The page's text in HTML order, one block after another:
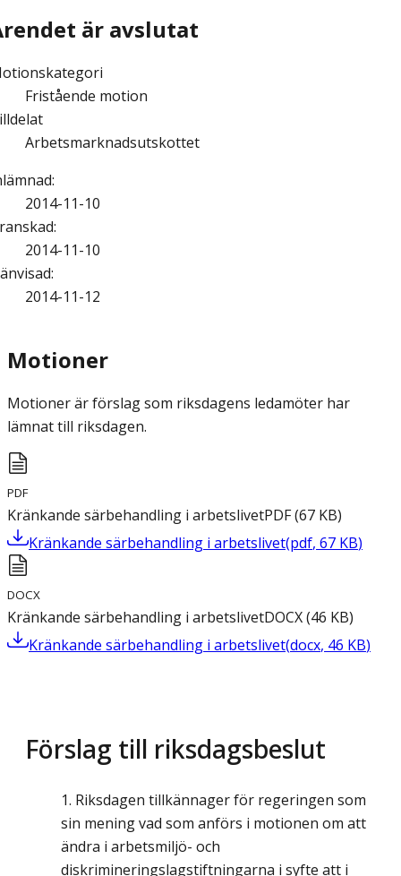
är avslutat
Fristående motion
Arbetsmarknadsutskottet
:
2014-11-10
:
2014-11-10
:
2014-11-12
Motioner
Motioner är förslag som riksdagens ledamöter har
lämnat till riksdagen.
PDF
Kränkande särbehandling i arbetslivetPDF(67 KB)
Kränkande särbehandling i arbetslivet(pdf, 67 KB)
DOCX
Kränkande särbehandling i arbetslivetDOCX(46 KB)
Kränkande särbehandling i arbetslivet(docx, 46 KB)
Förslag till riksdagsbeslut
Riksdagen tillkännager för regeringen som
sin mening vad som anförs i motionen om att
ändra i arbetsmiljö- och
diskrimineringslagstiftningarna i syfte att i